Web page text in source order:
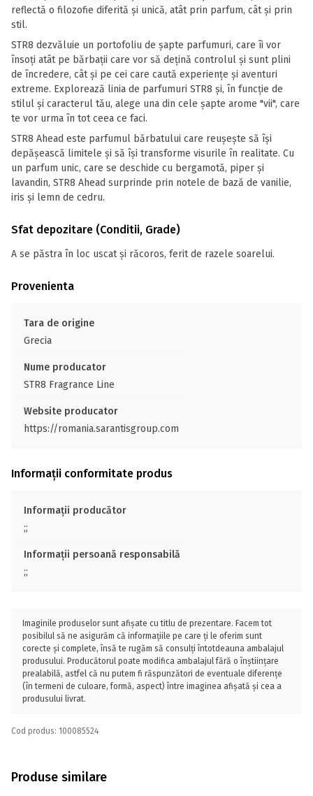
reflectă o filozofie diferită și unică, atât prin parfum, cât și prin
stil.
STR8 dezvăluie un portofoliu de șapte parfumuri, care îi vor
însoți atât pe bărbații care vor să dețină controlul și sunt plini
de încredere, cât și pe cei care caută experiențe și aventuri
extreme. Explorează linia de parfumuri STR8 și, în funcție de
stilul și caracterul tău, alege una din cele șapte arome "vii", care
te vor urma în tot ceea ce faci.
STR8 Ahead este parfumul bărbatului care reușește să își
depășească limitele și să își transforme visurile în realitate. Cu
un parfum unic, care se deschide cu bergamotă, piper și
lavandin, STR8 Ahead surprinde prin notele de bază de vanilie,
iris și lemn de cedru.
Sfat depozitare (Conditii, Grade)
A se păstra în loc uscat și răcoros, ferit de razele soarelui.
Provenienta
Tara de origine
Grecia
Nume producator
STR8 Fragrance Line
Website producator
https://romania.sarantisgroup.com
Informații conformitate produs
Informații producător
;;
Informații persoană responsabilă
;;
Imaginile produselor sunt afișate cu titlu de prezentare. Facem tot
posibilul să ne asigurăm că informațiile pe care ți le oferim sunt
corecte și complete, însă te rugăm să consulți întotdeauna ambalajul
produsului. Producătorul poate modifica ambalajul fără o înștiințare
prealabilă, astfel că nu putem fi răspunzători de eventuale diferențe
(în termeni de culoare, formă, aspect) între imaginea afișată și cea a
produsului livrat.
Cod produs: 100085524
Produse similare